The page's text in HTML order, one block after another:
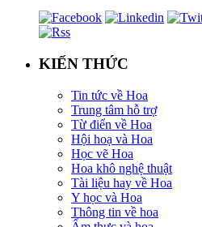
KIẾN THỨC
Tin tức về Hoa
Trung tâm hỗ trợ
Từ điển về Hoa
Hội hoạ và Hoa
Học vẽ Hoa
Hoa khô nghệ thuật
Tài liệu hay về Hoa
Y học và Hoa
Thông tin về hoa